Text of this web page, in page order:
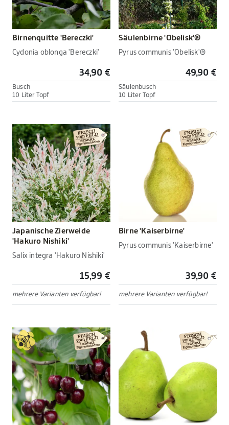
Birnenquitte 'Bereczki'
Cydonia oblonga 'Bereczki'
34,90 €
Busch
10 Liter Topf
Säulenbirne 'Obelisk'®
Pyrus communis 'Obelisk'®
49,90 €
Säulenbusch
10 Liter Topf
Japanische Zierweide
'Hakuro Nishiki'
Salix integra 'Hakuro Nishiki'
15,99 €
mehrere Varianten verfügbar!
Birne 'Kaiserbirne'
Pyrus communis 'Kaiserbirne'
39,90 €
mehrere Varianten verfügbar!